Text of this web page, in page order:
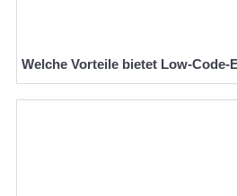
Welche Vorteile bietet Low-Code-